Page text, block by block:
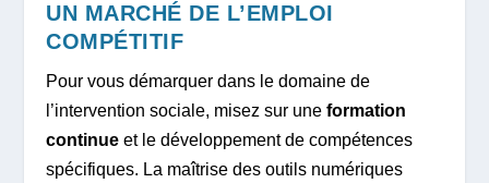
UN MARCHÉ DE L’EMPLOI
COMPÉTITIF
Pour vous démarquer dans le domaine de
l’intervention sociale, misez sur uneformation
continue et le développement de compétences
spécifiques. La maîtrise des outils numériques